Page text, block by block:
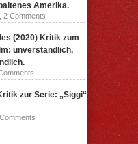
Amerika.
2 Comments
(2020) Kritik zum
unverständlich,
zur Serie: „Siggi“